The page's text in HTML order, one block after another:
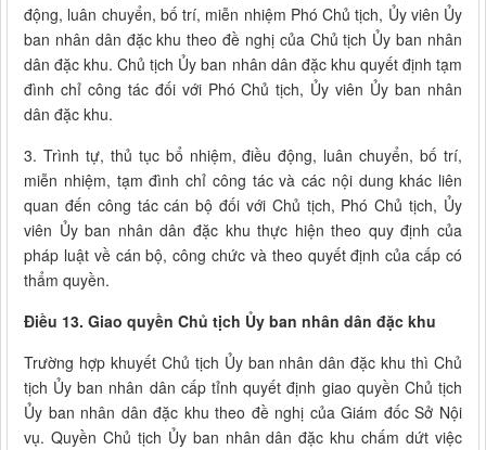
động, luân chuyển, bố trí, miễn nhiệm Phó Chủ tịch, Ủy viên Ủy
ban nhân dân đặc khu theo đề nghị của Chủ tịch Ủy ban nhân
dân đặc khu. Chủ tịch Ủy ban nhân dân đặc khu quyết định tạm
đình chỉ công tác đối với Phó Chủ tịch, Ủy viên Ủy ban nhân
dân đặc khu.
3. Trình tự, thủ tục bổ nhiệm, điều động, luân chuyển, bố trí,
miễn nhiệm, tạm đình chỉ công tác và các nội dung khác liên
quan đến công tác cán bộ đối với Chủ tịch, Phó Chủ tịch, Ủy
viên Ủy ban nhân dân đặc khu thực hiện theo quy định của
pháp luật về cán bộ, công chức và theo quyết định của cấp có
thẩm quyền.
Điều 13. Giao quyền Chủ tịch Ủy ban nhân dân đặc khu
Trường hợp khuyết Chủ tịch Ủy ban nhân dân đặc khu thì Chủ
tịch Ủy ban nhân dân cấp tỉnh quyết định giao quyền Chủ tịch
Ủy ban nhân dân đặc khu theo đề nghị của Giám đốc Sở Nội
vụ. Quyền Chủ tịch Ủy ban nhân dân đặc khu chấm dứt việc